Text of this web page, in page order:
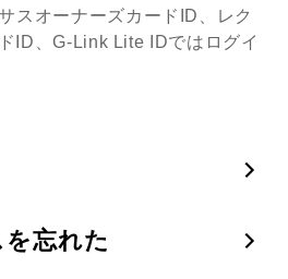
スオーナーズカードID、レク
ID、G-Link Lite IDではログイ
忘れた